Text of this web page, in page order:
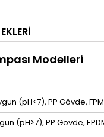
Modelleri
(pH<7), PP Gövde,
(pH>7), PP Gövde,